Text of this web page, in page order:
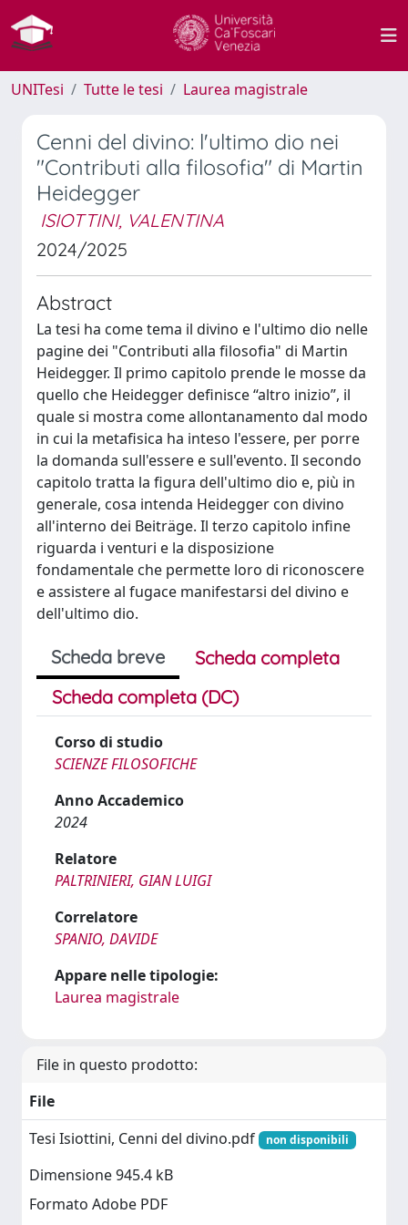
UNITesi Tutte le tesi Laurea magistrale
Cenni del divino: l'ultimo dio nei
"Contributi alla filosofia" di Martin
Heidegger
ISIOTTINI, VALENTINA
2024/2025
Abstract
La tesi ha come tema il divino e l'ultimo dio nelle
pagine dei "Contributi alla filosofia" di Martin
Heidegger. Il primo capitolo prende le mosse da
quello che Heidegger definisce “altro inizio”, il
quale si mostra come allontanamento dal modo
in cui la metafisica ha inteso l'essere, per porre
la domanda sull'essere e sull'evento. Il secondo
capitolo tratta la figura dell'ultimo dio e, più in
generale, cosa intenda Heidegger con divino
all'interno dei Beiträge. Il terzo capitolo infine
riguarda i venturi e la disposizione
fondamentale che permette loro di riconoscere
e assistere al fugace manifestarsi del divino e
dell'ultimo dio.
Scheda breve
Scheda completa
Scheda completa (DC)
Corso di studio
SCIENZE FILOSOFICHE
Anno Accademico
2024
Relatore
PALTRINIERI, GIAN LUIGI
Correlatore
SPANIO, DAVIDE
Appare nelle tipologie:
Laurea magistrale
File in questo prodotto:
File
Tesi Isiottini, Cenni del divino.pdf
non disponibili
Dimensione 945.4 kB
Formato Adobe PDF